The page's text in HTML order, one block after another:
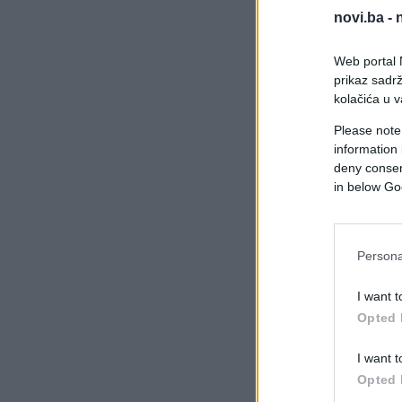
novi.ba -
Web portal
prikaz
kolačića u
Please
information
deny
in below
I want
Opted
I want
Opted